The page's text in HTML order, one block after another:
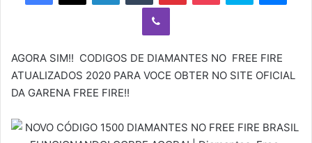
Viber
AGORA SIM!! CODIGOS DE DIAMANTES NO FREE FIRE
ATUALIZADOS 2020 PARA VOCE OBTER NO SITE OFICIAL
DA GARENA FREE FIRE!!